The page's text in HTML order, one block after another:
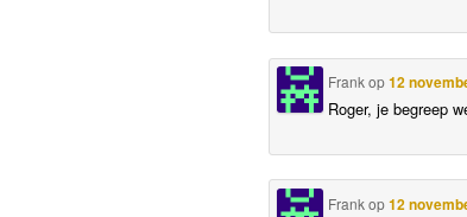
Frankop12
Roger, je begreep
Frankop12